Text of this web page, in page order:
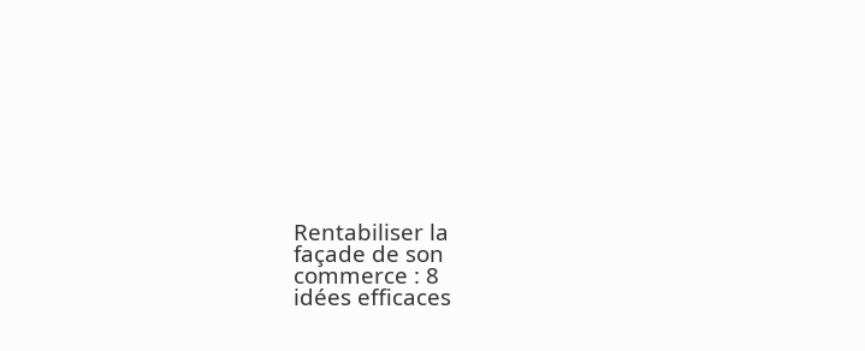
Rentabiliser la
façade de son
commerce : 8
idées efficaces